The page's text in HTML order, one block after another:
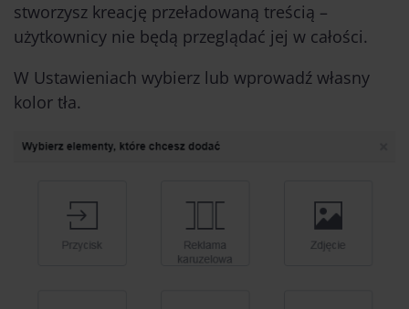
stworzysz kreację przeładowaną treścią –
użytkownicy nie będą przeglądać jej w całości.
W Ustawieniach wybierz lub wprowadź własny
kolor tła.